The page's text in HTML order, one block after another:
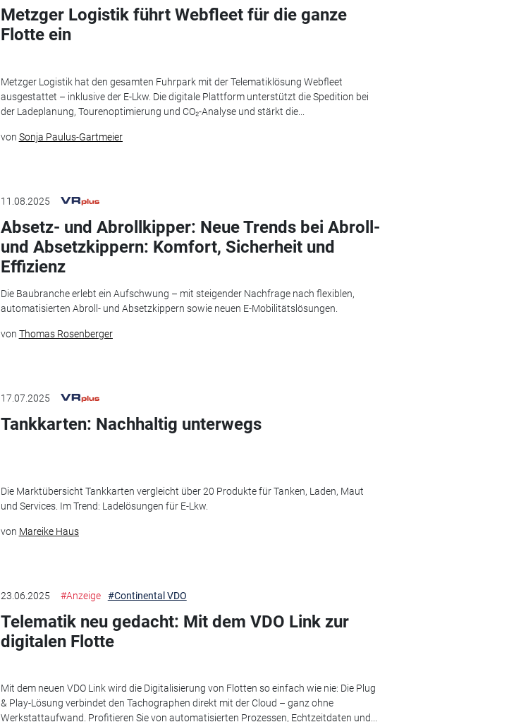
Metzger Logistik führt Webfleet für die ganze
Flotte ein
Metzger Logistik hat den gesamten Fuhrpark mit der Telematiklösung Webfleet
ausgestattet – inklusive der E-Lkw. Die digitale Plattform unterstützt die Spedition bei
der Ladeplanung, Tourenoptimierung und CO₂-Analyse und stärkt die...
von Sonja Paulus-Gartmeier
11.08.2025
Absetz- und Abrollkipper: Neue Trends bei Abroll-
und Absetzkippern: Komfort, Sicherheit und
Effizienz
Die Baubranche erlebt ein Aufschwung – mit steigender Nachfrage nach flexiblen,
automatisierten Abroll- und Absetzkippern sowie neuen E-Mobilitätslösungen.
von Thomas Rosenberger
17.07.2025
Tankkarten: Nachhaltig unterwegs
Die Marktübersicht Tankkarten vergleicht über 20 Produkte für Tanken, Laden, Maut
und Services. Im Trend: Ladelösungen für E-Lkw.
von Mareike Haus
23.06.2025 #Anzeige #Continental VDO
Telematik neu gedacht: Mit dem VDO Link zur
digitalen Flotte
Mit dem neuen VDO Link wird die Digitalisierung von Flotten so einfach wie nie: Die Plug
& Play-Lösung verbindet den Tachographen direkt mit der Cloud – ganz ohne
Werkstattaufwand. Profitieren Sie von automatisierten Prozessen, Echtzeitdaten und...